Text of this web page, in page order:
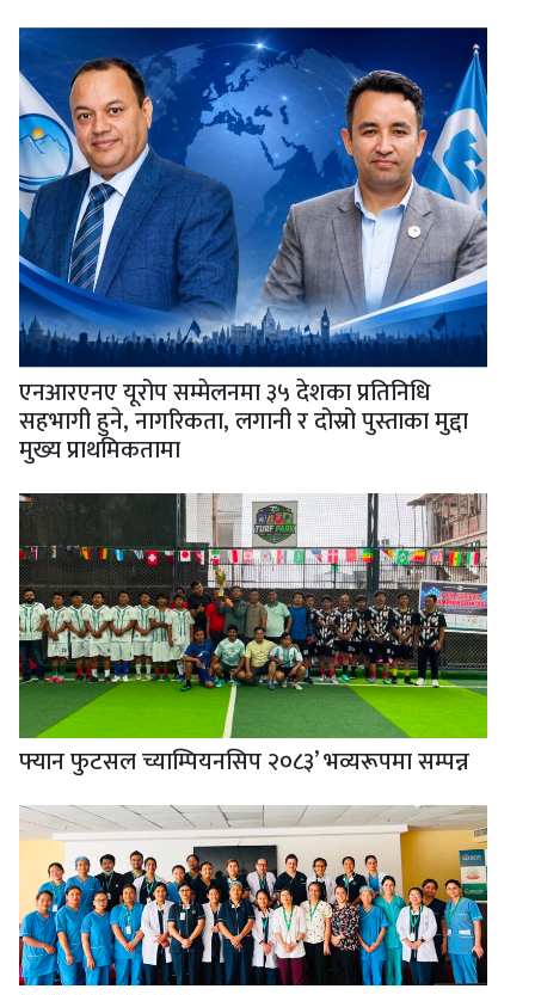
एनआरएनए यूरोप सम्मेलनमा ३५ देशका प्रतिनिधि
सहभागी हुने, नागरिकता, लगानी र दोस्रो पुस्ताका मुद्दा
मुख्य प्राथमिकतामा
फ्यान फुटसल च्याम्पियनसिप २०८३’ भव्यरूपमा सम्पन्न